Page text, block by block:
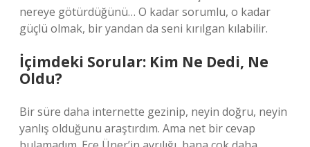
nereye götürdüğünü… O kadar sorumlu, o kadar
güçlü olmak, bir yandan da seni kırılgan kılabilir.
İçimdeki Sorular: Kim Ne Dedi, Ne
Oldu?
Bir süre daha internette gezinip, neyin doğru, neyin
yanlış olduğunu araştırdım. Ama net bir cevap